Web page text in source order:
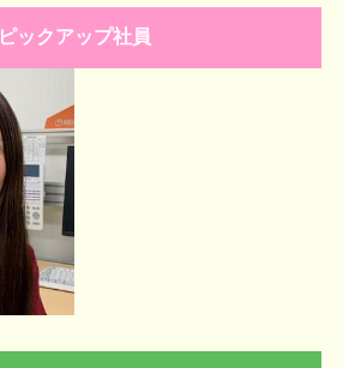
ピックアップ社員